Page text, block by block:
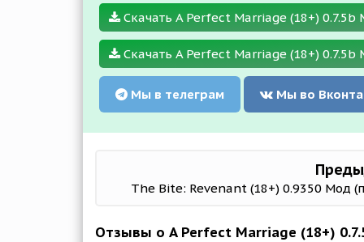
Скачать A Perfect Marriage (18+)
Скачать A Perfect Marriage (18+)
Мы в телеграм Мы во
The Bite: Revenant (18+) 0.9350 Мод
Отзывы о A Perfect Marriage (18+)